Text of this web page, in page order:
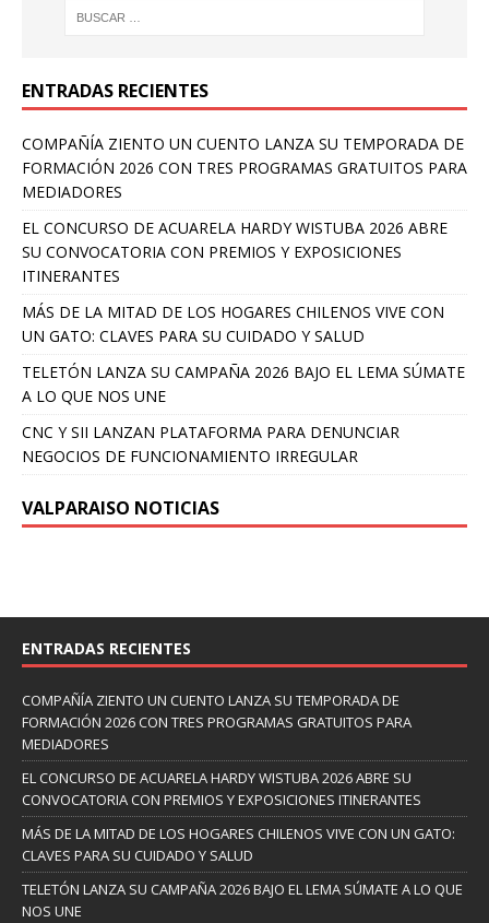
ENTRADAS RECIENTES
COMPAÑÍA ZIENTO UN CUENTO LANZA SU TEMPORADA DE
FORMACIÓN 2026 CON TRES PROGRAMAS GRATUITOS PARA
MEDIADORES
EL CONCURSO DE ACUARELA HARDY WISTUBA 2026 ABRE
SU CONVOCATORIA CON PREMIOS Y EXPOSICIONES
ITINERANTES
MÁS DE LA MITAD DE LOS HOGARES CHILENOS VIVE CON
UN GATO: CLAVES PARA SU CUIDADO Y SALUD
TELETÓN LANZA SU CAMPAÑA 2026 BAJO EL LEMA SÚMATE
A LO QUE NOS UNE
CNC Y SII LANZAN PLATAFORMA PARA DENUNCIAR
NEGOCIOS DE FUNCIONAMIENTO IRREGULAR
VALPARAISO NOTICIAS
ENTRADAS RECIENTES
COMPAÑÍA ZIENTO UN CUENTO LANZA SU TEMPORADA DE
FORMACIÓN 2026 CON TRES PROGRAMAS GRATUITOS PARA
MEDIADORES
EL CONCURSO DE ACUARELA HARDY WISTUBA 2026 ABRE SU
CONVOCATORIA CON PREMIOS Y EXPOSICIONES ITINERANTES
MÁS DE LA MITAD DE LOS HOGARES CHILENOS VIVE CON UN GATO:
CLAVES PARA SU CUIDADO Y SALUD
TELETÓN LANZA SU CAMPAÑA 2026 BAJO EL LEMA SÚMATE A LO QUE
NOS UNE